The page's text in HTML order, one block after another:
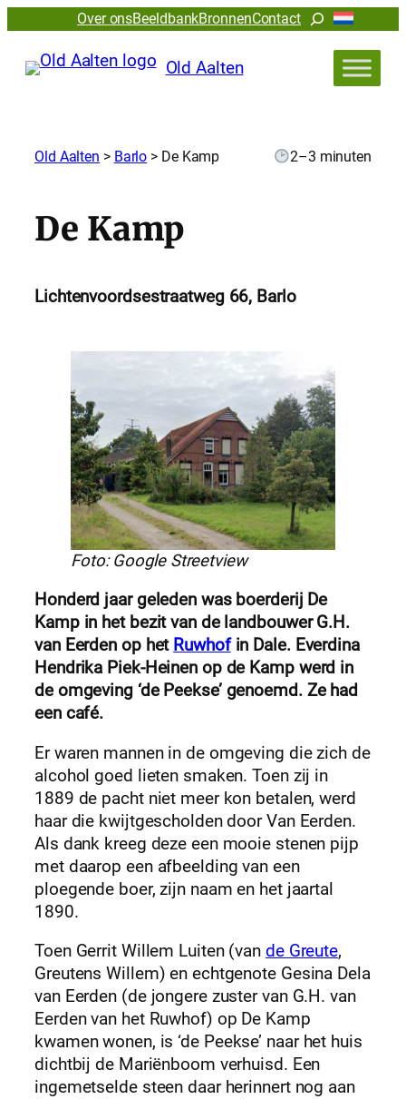
Over onsBeeldbankBronnenContactZoeken
Old Aalten
Old Aalten > Barlo > De Kamp 2–3 minuten
De Kamp
Lichtenvoordsestraatweg 66, Barlo
Foto: Google Streetview
Honderd jaar geleden was boerderij De
Kamp in het bezit van de landbouwer G.H.
van Eerden op het Ruwhofin Dale. Everdina
Hendrika Piek-Heinen op de Kamp werd in
de omgeving ‘de Peekse’ genoemd. Ze had
een café.
Er waren mannen in de omgeving die zich de
alcohol goed lieten smaken. Toen zij in
1889 de pacht niet meer kon betalen, werd
haar die kwijtgescholden door Van Eerden.
Als dank kreeg deze een mooie stenen pijp
met daarop een afbeelding van een
ploegende boer, zijn naam en het jaartal
1890.
Toen Gerrit Willem Luiten (van de Greute,
Greutens Willem) en echtgenote Gesina Dela
van Eerden (de jongere zuster van G.H. van
Eerden van het Ruwhof) op De Kamp
kwamen wonen, is ‘de Peekse’ naar het huis
dichtbij de Mariënboom verhuisd. Een
ingemetselde steen daar herinnert nog aan